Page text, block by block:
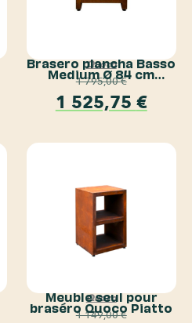
Quoco
Brasero plancha Basso
Medium Ø 84 cm
Corten Quoco
1 795,00€
1 525,75 €
Quoco
Meuble seul pour
braséro Quoco Piatto
1 149,00€